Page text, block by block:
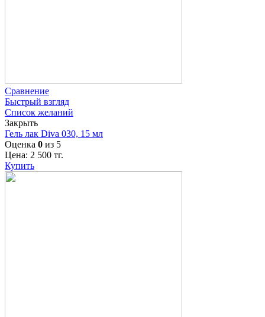
Сравнение
Быстрый взгляд
Список желаний
Закрыть
Гель лак Diva 030, 15 мл
Оценка 0 из 5
Цена: 2 500 тг.
Купить